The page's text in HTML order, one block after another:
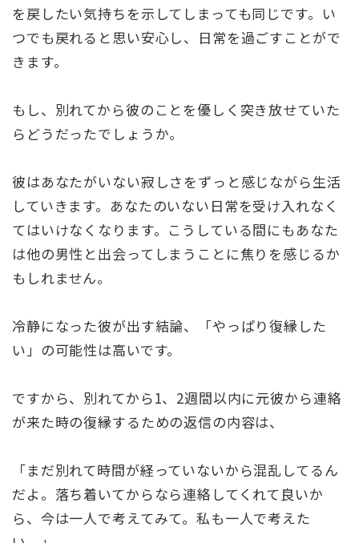
を戻したい気持ちを示してしまっても同じです。い
つでも戻れると思い安心し、日常を過ごすことがで
きます。
もし、別れてから彼のことを優しく突き放せていた
らどうだったでしょうか。
彼はあなたがいない寂しさをずっと感じながら生活
していきます。あなたのいない日常を受け入れなく
てはいけなくなります。こうしている間にもあなた
は他の男性と出会ってしまうことに焦りを感じるか
もしれません。
冷静になった彼が出す結論、「やっぱり復縁した
い」の可能性は高いです。
ですから、別れてから1、2週間以内に元彼から連絡
が来た時の復縁するための返信の内容は、
「まだ別れて時間が経っていないから混乱してるん
だよ。落ち着いてからなら連絡してくれて良いか
ら、今は一人で考えてみて。私も一人で考えた